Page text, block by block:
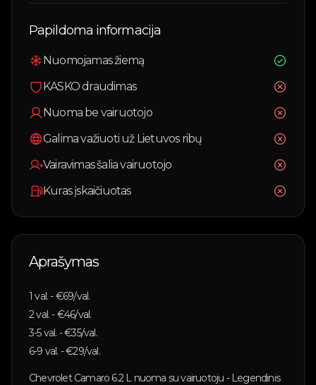
Papildoma informacija
Nuomojamas žiemą
KASKO draudimas
Nuoma be vairuotojo
Galima važiuoti už Lietuvos ribų
Vairavimas šalia vairuotojo
Kuras įskaičiuotas
Aprašymas
1 val. - €69/val.
2val. - €46/val.
3-5val. - €35/val.
6-9 val. - €29/val.
Chevrolet Camaro 6.2 L nuoma su vairuotoju - Legendinis